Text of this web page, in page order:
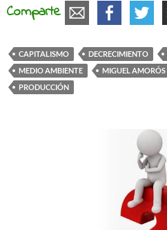
Comparte
CAPITALISMO DECRECIMIENTO
MEDIO AMBIENTE
MIGUEL AMORÓS
PRODUCCIÓN